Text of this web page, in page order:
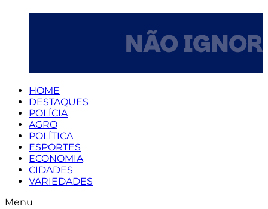
HOME
DESTAQUES
POLÍCIA
AGRO
POLÍTICA
ESPORTES
ECONOMIA
CIDADES
VARIEDADES
Menu